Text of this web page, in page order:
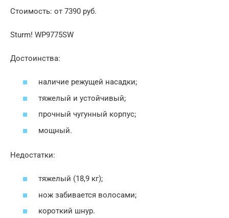
Стоимость: от 7390 руб.
Sturm! WP9775SW
Достоинства:
наличие режущей насадки;
тяжелый и устойчивый;
прочный чугунный корпус;
мощный.
Недостатки:
тяжелый (18,9 кг);
нож забивается волосами;
короткий шнур.